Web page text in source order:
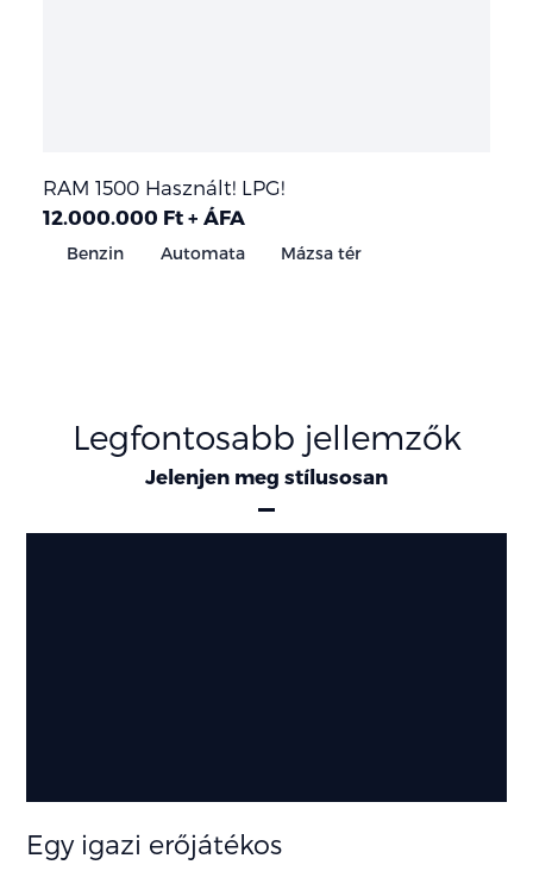
RAM 1500 Használt! LPG!
12.000.000 Ft + ÁFA
Benzin Automata Mázsa tér
Legfontosabb jellemzők
Jelenjen meg stílusosan
Egy igazi erőjátékos